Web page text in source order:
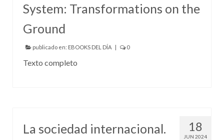
System: Transformations on the
Ground
publicado en: EBOOKS DEL DÍA | 0
Texto completo
18
JUN 2024
La sociedad internacional.